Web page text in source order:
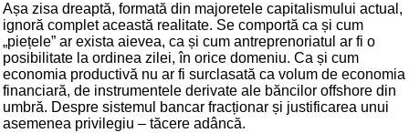
Așa zisa dreaptă, formată din majoretele capitalismului actual,
ignoră complet această realitate. Se comportă ca și cum
„piețele” ar exista aievea, ca și cum antreprenoriatul ar fi o
posibilitate la ordinea zilei, în orice domeniu. Ca și cum
economia productivă nu ar fi surclasată ca volum de economia
financiară, de instrumentele derivate ale băncilor offshore din
umbră. Despre sistemul bancar fracționar și justificarea unui
asemenea privilegiu – tăcere adâncă.